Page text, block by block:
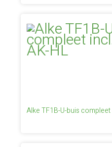
Alke TF1B-U-buis